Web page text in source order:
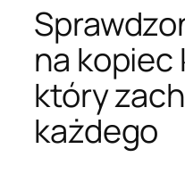
na kopiec
który
każdego